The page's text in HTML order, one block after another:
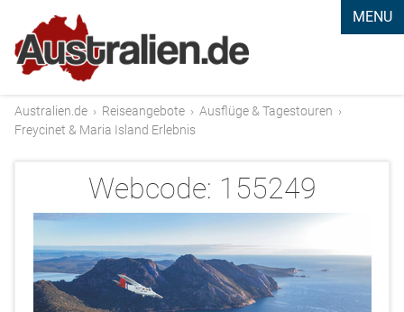
MENU
Australien.de › Reiseangebote › Ausflüge & Tagestouren ›
Freycinet & Maria Island Erlebnis
Webcode: 155249